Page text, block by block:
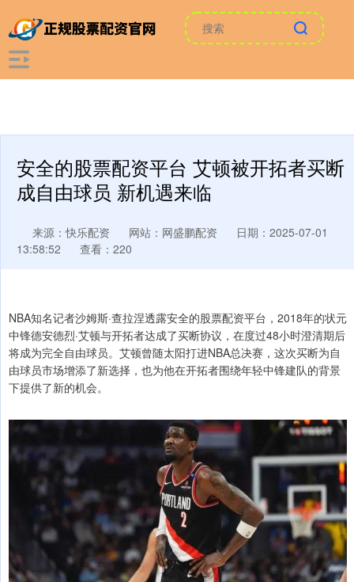
安全的股票配资平台 艾顿被开拓者买断
成自由球员 新机遇来临
来源：快乐配资 网站：网盛鹏配资
日期：2025-07-01
13:58:52
查看：220
NBA知名记者沙姆斯·查拉涅透露安全的股票配资平台，2018年的状元
中锋德安德烈·艾顿与开拓者达成了买断协议，在度过48小时澄清期后
将成为完全自由球员。艾顿曾随太阳打进NBA总决赛，这次买断为自
由球员市场增添了新选择，也为他在开拓者围绕年轻中锋建队的背景
下提供了新的机会。